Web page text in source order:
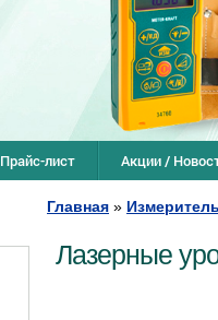
Прайс-лист Акции /
Главная »
Лазерные